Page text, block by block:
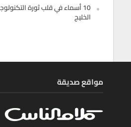
10 أسماء في قلب ثورة
الخليج
مواقع صديقة